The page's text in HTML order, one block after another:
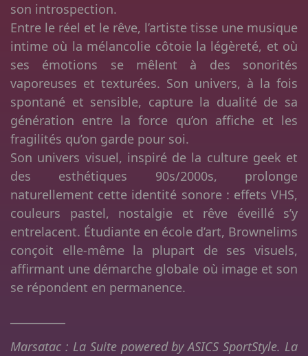
son introspection.
Entre le réel et le rêve, l’artiste tisse une musique
intime où la mélancolie côtoie la légèreté, et où
ses émotions se mêlent à des sonorités
vaporeuses et texturées. Son univers, à la fois
spontané et sensible, capture la dualité de sa
génération entre la force qu’on affiche et les
fragilités qu’on garde pour soi.
Son univers visuel, inspiré de la culture geek et
des esthétiques 90s/2000s, prolonge
naturellement cette identité sonore : effets VHS,
couleurs pastel, nostalgie et rêve éveillé s’y
entrelacent. Étudiante en école d’art, Brownelims
conçoit elle-même la plupart de ses visuels,
affirmant une démarche globale où image et son
se répondent en permanence.
Marsatac : La Suite powered by ASICS SportStyle. La